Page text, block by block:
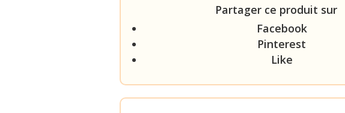
Partager ce produit sur
Facebook
Pinterest
Like